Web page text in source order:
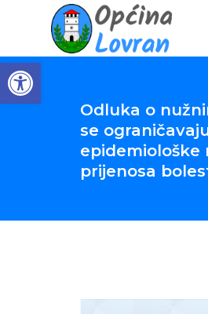
Open toolbar
Odluka o
se
epidemiološke
prijenosa